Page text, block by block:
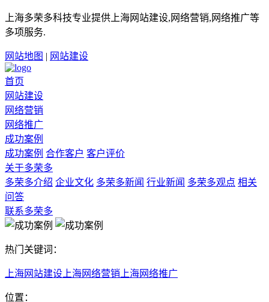
上海多荣多科技专业提供上海网站建设,网络营销,网络推广等
多项服务.
网站地图 | 网站建设
首页
网站建设
网络营销
网络推广
成功案例
成功案例 合作客户 客户评价
关于多荣多
多荣多介绍 企业文化 多荣多新闻 行业新闻 多荣多观点 相关
问答
联系多荣多
热门关键词：
上海网站建设 上海网络营销 上海网络推广
位置：